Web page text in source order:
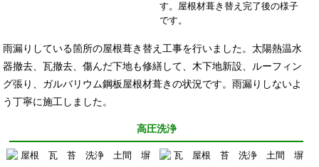
す。屋根材葺き替え完了後の様子
です。
雨漏りしている箇所の屋根葺き替え工事を行いました。太陽熱温水
器撤去、瓦撤去、傷んだ下地も修繕して、木下地新設、ルーフィン
グ張り、ガルバリウム鋼板屋根材葺きの状況です。雨漏りしないよ
う丁寧に施工しました。
高圧洗浄